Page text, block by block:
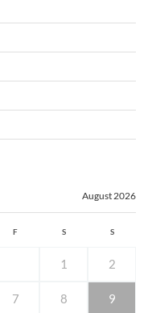
August 2026
F S S
1 2
7 8 9